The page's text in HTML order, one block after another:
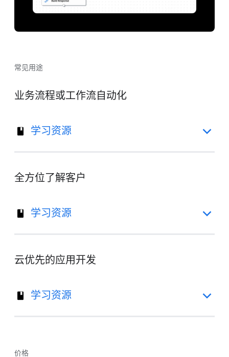
常见用途
业务流程或工作流自动化
学习资源
全方位了解客户
学习资源
云优先的应用开发
学习资源
价格